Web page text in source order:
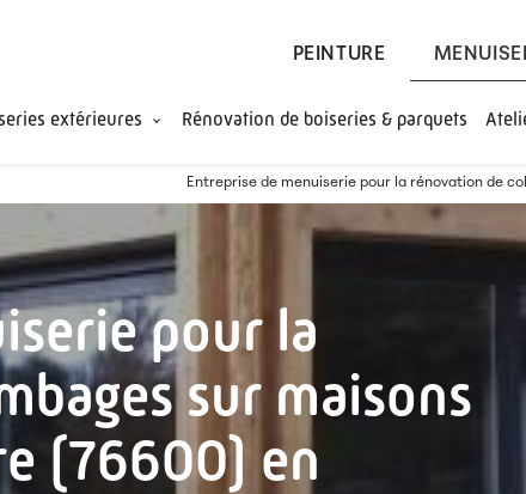
PEINTURE
extérieures Rénovation de boiseries & parquets
Entreprise de menuiserie pour la rénovation de
pour la
sur maisons
(76600) en